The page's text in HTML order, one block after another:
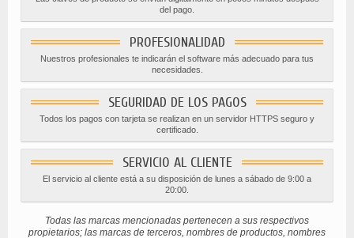
del pago.
PROFESIONALIDAD
Nuestros profesionales te indicarán el software más adecuado para tus
necesidades.
SEGURIDAD DE LOS PAGOS
Todos los pagos con tarjeta se realizan en un servidor HTTPS seguro y
certificado.
SERVICIO AL CLIENTE
El servicio al cliente está a su disposición de lunes a sábado de 9:00 a
20:00.
Todas las marcas mencionadas pertenecen a sus respectivos
propietarios; las marcas de terceros, nombres de productos, nombres